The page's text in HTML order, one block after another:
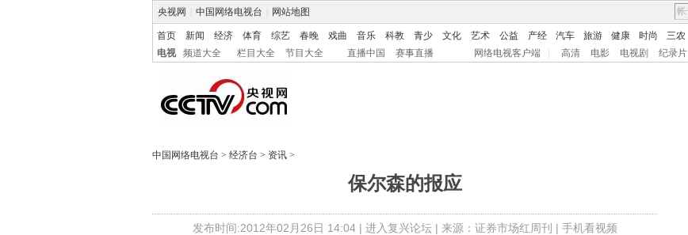
央视网 中国网络电视台 网站地图
首页 新闻 经济 体育 综艺 春晚 戏曲 音乐 科教 青少 文化 艺术 公益 产经 汽车 旅游 健康 时尚 三农
电视
频道大全 栏目大全 节目大全 直播中国 赛事直播 网络电视客户端 高清 电影 电视剧 纪录片
中国网络电视台 > 经济台 > 资讯 >
保尔森的报应
发布时间:2012年02月26日 14:04 | 进入复兴论坛| 来源：证券市场红周刊 | 手机看视频